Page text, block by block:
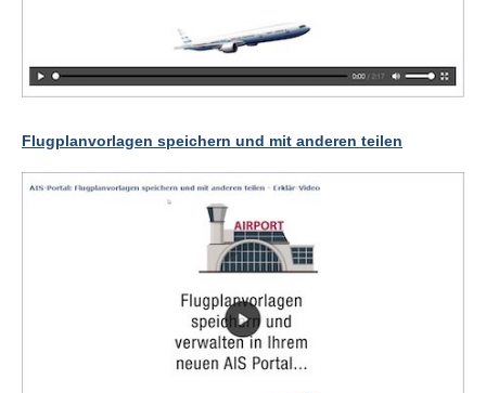
Flugplanvorlagen speichern und mit anderen teilen